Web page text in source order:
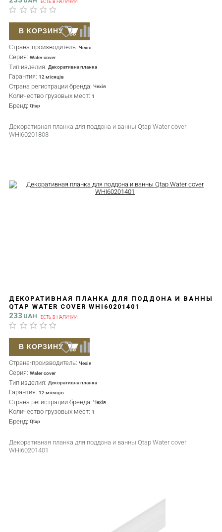
ЕСТЬ В НАЛИЧИИ
Страна-производитель: Чехія
Серия: Water cover
Тип изделия: Декоративна планка
Гарантия: 12 місяців
Страна регистрации бренда: Чехія
Количество грузовых мест: 1
Бренд: Qtap
Декоративная планка для поддона и ванны Qtap Water cover
WHI60201803
В КОРЗИНУ
ДЕКОРАТИВНАЯ ПЛАНКА ДЛЯ ПОДДОНА И ВАННЫ
QTAP WATER COVER WHI60201401
233 UAH ЕСТЬ В НАЛИЧИИ
Страна-производитель: Чехія
Серия: Water cover
Тип изделия: Декоративна планка
Гарантия: 12 місяців
Страна регистрации бренда: Чехія
Количество грузовых мест: 1
Бренд: Qtap
Декоративная планка для поддона и ванны Qtap Water cover
WHI60201401
В КОРЗИНУ